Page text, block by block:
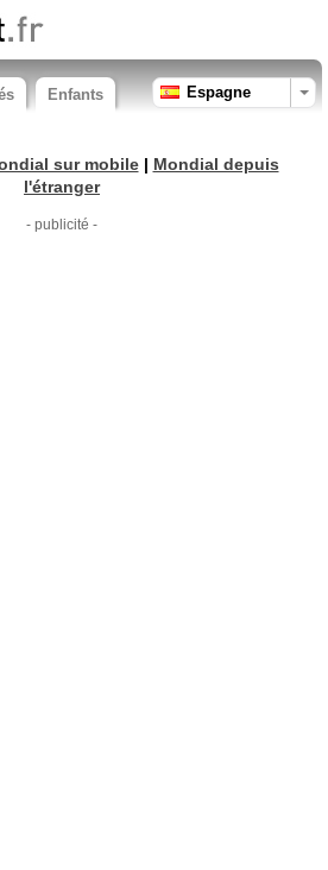
Enfants Espagne
sur mobile| Mondial depuis
l'étranger
- publicité -